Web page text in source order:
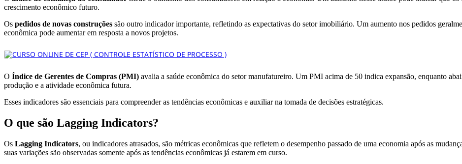
crescimento econômico futuro.
Os pedidos de novas construções são outro indicador importante, refletindo as expectativas do setor imobiliário. Um aumento nos pedidos
econômica pode aumentar em resposta a novos projetos.
O Índice de Gerentes de Compras (PMI) avalia a saúde econômica do setor manufatureiro. Um PMI acima de 50 indica expansão, enquanto
produção e a atividade econômica futura.
Esses indicadores são essenciais para compreender as tendências econômicas e auxiliar na tomada de decisões estratégicas.
O que são Lagging Indicators?
Os Lagging Indicators, ou indicadores atrasados, são métricas econômicas que refletem o desempenho passado de uma economia após as
suas variações são observadas somente após as tendências econômicas já estarem em curso.